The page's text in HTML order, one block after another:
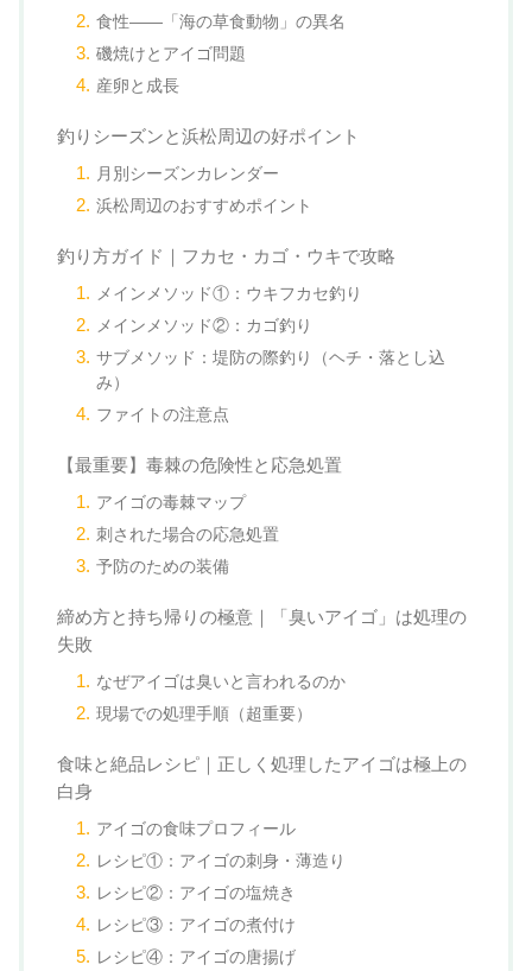
食性——「海の草食動物」の異名
磯焼けとアイゴ問題
産卵と成長
釣りシーズンと浜松周辺の好ポイント
月別シーズンカレンダー
浜松周辺のおすすめポイント
釣り方ガイド｜フカセ・カゴ・ウキで攻略
メインメソッド①：ウキフカセ釣り
メインメソッド②：カゴ釣り
サブメソッド：堤防の際釣り（ヘチ・落とし込
み）
ファイトの注意点
【最重要】毒棘の危険性と応急処置
アイゴの毒棘マップ
刺された場合の応急処置
予防のための装備
締め方と持ち帰りの極意｜「臭いアイゴ」は処理の
失敗
なぜアイゴは臭いと言われるのか
現場での処理手順（超重要）
食味と絶品レシピ｜正しく処理したアイゴは極上の
白身
アイゴの食味プロフィール
レシピ①：アイゴの刺身・薄造り
レシピ②：アイゴの塩焼き
レシピ③：アイゴの煮付け
レシピ④：アイゴの唐揚げ